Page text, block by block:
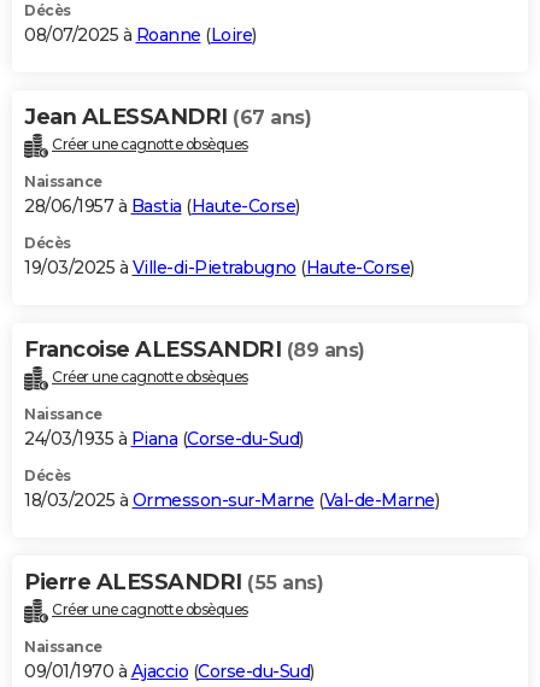
Décès
08/07/2025 à Roanne (Loire)
Jean ALESSANDRI (67 ans)
Créer une cagnotte obsèques
Naissance
28/06/1957 à Bastia (Haute-Corse)
Décès
19/03/2025 à Ville-di-Pietrabugno (Haute-Corse)
Francoise ALESSANDRI (89 ans)
Créer une cagnotte obsèques
Naissance
24/03/1935 à Piana (Corse-du-Sud)
Décès
18/03/2025 à Ormesson-sur-Marne (Val-de-Marne)
Pierre ALESSANDRI (55 ans)
Créer une cagnotte obsèques
Naissance
09/01/1970 à Ajaccio (Corse-du-Sud)